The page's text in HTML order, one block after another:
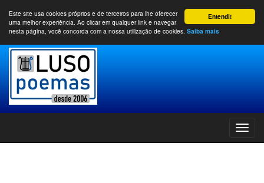
Entendi!
Este site usa cookies próprios e de terceiros para lhe oferecer
uma melhor experiência. Ao clicar em qualquer link e navegar
nesta página, você concorda com a nossa utilização de cookies. Saiba mais